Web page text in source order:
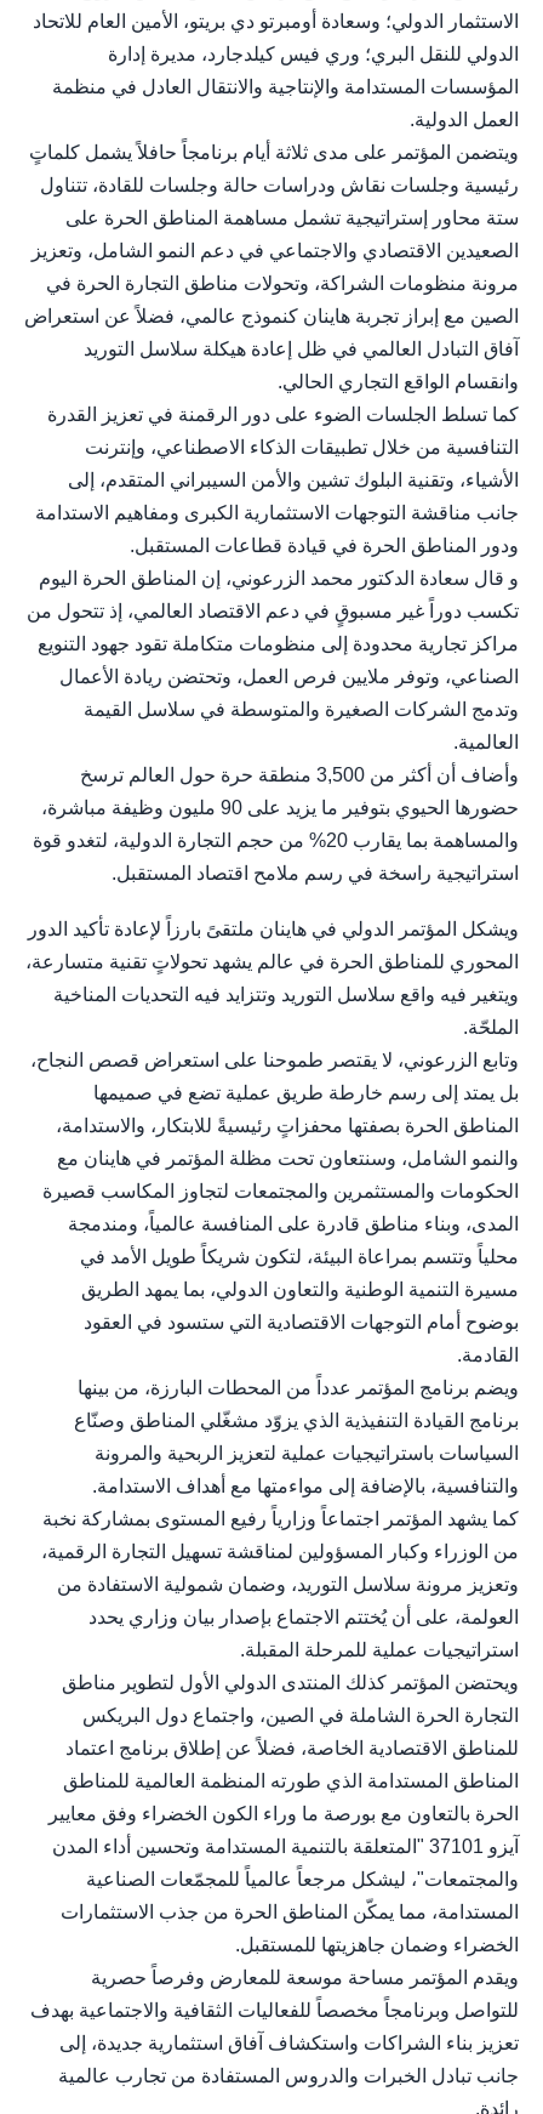
الاستثمار الدولي؛ وسعادة أومبرتو دي بريتو، الأمين العام للاتحاد
الدولي للنقل البري؛ وري فيس كيلدجارد، مديرة إدارة
المؤسسات المستدامة والإنتاجية والانتقال العادل في منظمة
العمل الدولية.
ويتضمن المؤتمر على مدى ثلاثة أيام برنامجاً حافلاً يشمل كلماتٍ
رئيسية وجلسات نقاش ودراسات حالة وجلسات للقادة، تتناول
ستة محاور إستراتيجية تشمل مساهمة المناطق الحرة على
الصعيدين الاقتصادي والاجتماعي في دعم النمو الشامل، وتعزيز
مرونة منظومات الشراكة، وتحولات مناطق التجارة الحرة في
الصين مع إبراز تجربة هاينان كنموذج عالمي، فضلاً عن استعراض
آفاق التبادل العالمي في ظل إعادة هيكلة سلاسل التوريد
وانقسام الواقع التجاري الحالي.
كما تسلط الجلسات الضوء على دور الرقمنة في تعزيز القدرة
التنافسية من خلال تطبيقات الذكاء الاصطناعي، وإنترنت
الأشياء، وتقنية البلوك تشين والأمن السيبراني المتقدم، إلى
جانب مناقشة التوجهات الاستثمارية الكبرى ومفاهيم الاستدامة
ودور المناطق الحرة في قيادة قطاعات المستقبل.
و قال سعادة الدكتور محمد الزرعوني، إن المناطق الحرة اليوم
تكسب دوراً غير مسبوقٍ في دعم الاقتصاد العالمي، إذ تتحول من
مراكز تجارية محدودة إلى منظومات متكاملة تقود جهود التنويع
الصناعي، وتوفر ملايين فرص العمل، وتحتضن ريادة الأعمال
وتدمج الشركات الصغيرة والمتوسطة في سلاسل القيمة
العالمية.
وأضاف أن أكثر من 3,500 منطقة حرة حول العالم ترسخ
حضورها الحيوي بتوفير ما يزيد على 90 مليون وظيفة مباشرة،
والمساهمة بما يقارب 20% من حجم التجارة الدولية، لتغدو قوة
استراتيجية راسخة في رسم ملامح اقتصاد المستقبل.
ويشكل المؤتمر الدولي في هاينان ملتقىً بارزاً لإعادة تأكيد الدور
المحوري للمناطق الحرة في عالم يشهد تحولاتٍ تقنية متسارعة،
ويتغير فيه واقع سلاسل التوريد وتتزايد فيه التحديات المناخية
الملحّة.
وتابع الزرعوني، لا يقتصر طموحنا على استعراض قصص النجاح،
بل يمتد إلى رسم خارطة طريق عملية تضع في صميمها
المناطق الحرة بصفتها محفزاتٍ رئيسيةً للابتكار، والاستدامة،
والنمو الشامل، وسنتعاون تحت مظلة المؤتمر في هاينان مع
الحكومات والمستثمرين والمجتمعات لتجاوز المكاسب قصيرة
المدى، وبناء مناطق قادرة على المنافسة عالمياً، ومندمجة
محلياً وتتسم بمراعاة البيئة، لتكون شريكاً طويل الأمد في
مسيرة التنمية الوطنية والتعاون الدولي، بما يمهد الطريق
بوضوح أمام التوجهات الاقتصادية التي ستسود في العقود
القادمة.
ويضم برنامج المؤتمر عدداً من المحطات البارزة، من بينها
برنامج القيادة التنفيذية الذي يزوّد مشغّلي المناطق وصنّاع
السياسات باستراتيجيات عملية لتعزيز الربحية والمرونة
والتنافسية، بالإضافة إلى مواءمتها مع أهداف الاستدامة.
كما يشهد المؤتمر اجتماعاً وزارياً رفيع المستوى بمشاركة نخبة
من الوزراء وكبار المسؤولين لمناقشة تسهيل التجارة الرقمية،
وتعزيز مرونة سلاسل التوريد، وضمان شمولية الاستفادة من
العولمة، على أن يُختتم الاجتماع بإصدار بيان وزاري يحدد
استراتيجيات عملية للمرحلة المقبلة.
ويحتضن المؤتمر كذلك المنتدى الدولي الأول لتطوير مناطق
التجارة الحرة الشاملة في الصين، واجتماع دول البريكس
للمناطق الاقتصادية الخاصة، فضلاً عن إطلاق برنامج اعتماد
المناطق المستدامة الذي طورته المنظمة العالمية للمناطق
الحرة بالتعاون مع بورصة ما وراء الكون الخضراء وفق معايير
آيزو 37101 "المتعلقة بالتنمية المستدامة وتحسين أداء المدن
والمجتمعات"، ليشكل مرجعاً عالمياً للمجمّعات الصناعية
المستدامة، مما يمكّن المناطق الحرة من جذب الاستثمارات
الخضراء وضمان جاهزيتها للمستقبل.
ويقدم المؤتمر مساحة موسعة للمعارض وفرصاً حصرية
للتواصل وبرنامجاً مخصصاً للفعاليات الثقافية والاجتماعية بهدف
تعزيز بناء الشراكات واستكشاف آفاق استثمارية جديدة، إلى
جانب تبادل الخبرات والدروس المستفادة من تجارب عالمية
رائدة.